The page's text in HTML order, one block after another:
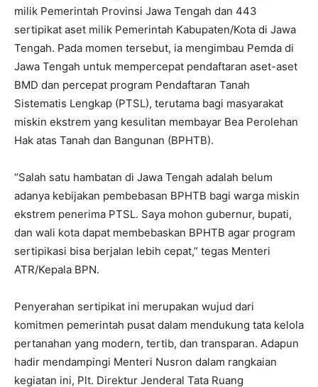
milik Pemerintah Provinsi Jawa Tengah dan 443
sertipikat aset milik Pemerintah Kabupaten/Kota di Jawa
Tengah. Pada momen tersebut, ia mengimbau Pemda di
Jawa Tengah untuk mempercepat pendaftaran aset-aset
BMD dan percepat program Pendaftaran Tanah
Sistematis Lengkap (PTSL), terutama bagi masyarakat
miskin ekstrem yang kesulitan membayar Bea Perolehan
Hak atas Tanah dan Bangunan (BPHTB).
“Salah satu hambatan di Jawa Tengah adalah belum
adanya kebijakan pembebasan BPHTB bagi warga miskin
ekstrem penerima PTSL. Saya mohon gubernur, bupati,
dan wali kota dapat membebaskan BPHTB agar program
sertipikasi bisa berjalan lebih cepat,” tegas Menteri
ATR/Kepala BPN.
Penyerahan sertipikat ini merupakan wujud dari
komitmen pemerintah pusat dalam mendukung tata kelola
pertanahan yang modern, tertib, dan transparan. Adapun
hadir mendampingi Menteri Nusron dalam rangkaian
kegiatan ini, Plt. Direktur Jenderal Tata Ruang